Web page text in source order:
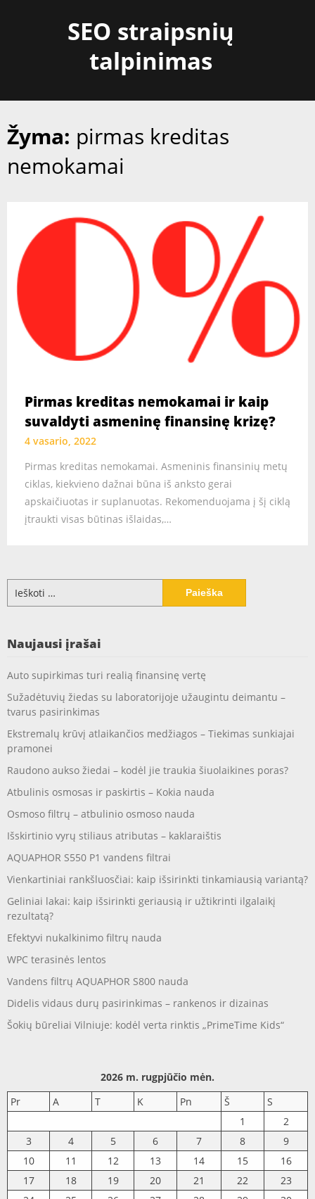
SEO straipsnių
talpinimas
Žyma: pirmas kreditas
nemokamai
Pirmas kreditas nemokamai ir kaip
suvaldyti asmeninę finansinę krizę?
4 vasario, 2022
Pirmas kreditas nemokamai. Asmeninis finansinių metų
ciklas, kiekvieno dažnai būna iš anksto gerai
apskaičiuotas ir suplanuotas. Rekomenduojama į šį ciklą
įtraukti visas būtinas išlaidas,…
Naujausi įrašai
Auto supirkimas turi realią finansinę vertę
Sužadėtuvių žiedas su laboratorijoje užaugintu deimantu –
tvarus pasirinkimas
Ekstremalų krūvį atlaikančios medžiagos – Tiekimas sunkiajai
pramonei
Raudono aukso žiedai – kodėl jie traukia šiuolaikines poras?
Atbulinis osmosas ir paskirtis – Kokia nauda
Osmoso filtrų – atbulinio osmoso nauda
Išskirtinio vyrų stiliaus atributas – kaklaraištis
AQUAPHOR S550 P1 vandens filtrai
Vienkartiniai rankšluosčiai: kaip išsirinkti tinkamiausią variantą?
Geliniai lakai: kaip išsirinkti geriausią ir užtikrinti ilgalaikį
rezultatą?
Efektyvi nukalkinimo filtrų nauda
WPC terasinės lentos
Vandens filtrų AQUAPHOR S800 nauda
Didelis vidaus durų pasirinkimas – rankenos ir dizainas
Šokių būreliai Vilniuje: kodėl verta rinktis „PrimeTime Kids“
2026 m. rugpjūčio mėn.
Pr
A T K Pn Š
S
1
2
3
4 5 6 7 8
9
10
11 12 13 14 15
16
17
18 19 20 21 22
23